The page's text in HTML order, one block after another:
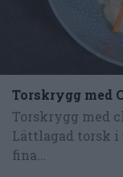
Torskrygg med
Torskrygg med
Lättlagad torsk i
fina...